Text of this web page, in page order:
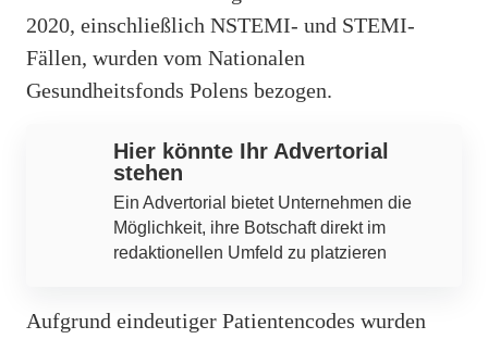
2020, einschließlich NSTEMI- und STEMI-
Fällen, wurden vom Nationalen
Gesundheitsfonds Polens bezogen.
Hier könnte Ihr Advertorial
stehen
Ein Advertorial bietet Unternehmen die
Möglichkeit, ihre Botschaft direkt im
redaktionellen Umfeld zu platzieren
Aufgrund eindeutiger Patientencodes wurden